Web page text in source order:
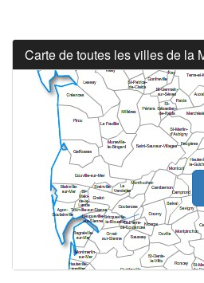
Carte de toutes les villes de la